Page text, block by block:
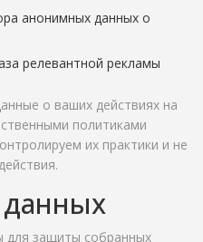
анонимных данных о
релевантной рекламы
о ваших действиях на
политиками
их практики и не
данных
защиты собранных